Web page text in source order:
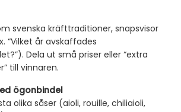
svenska kräfttraditioner, snapsvisor
“Vilket år avskaffades
Dela ut små priser eller “extra
till vinnaren.
ögonbindel
olika såser (aioli, rouille, chiliaioli,